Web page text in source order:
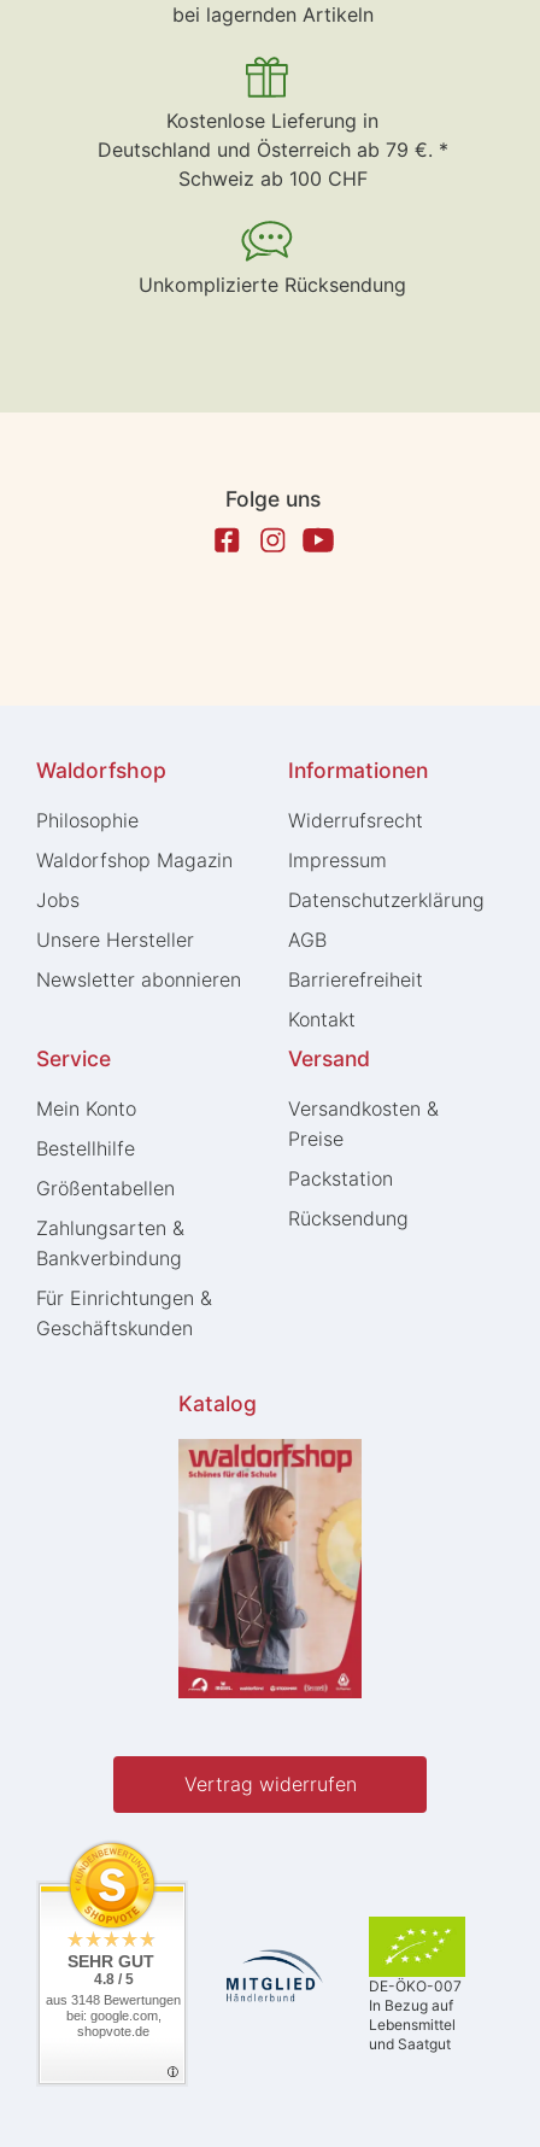
bei lagernden Artikeln
Kostenlose Lieferung in
Deutschland und Österreich ab 79 €. *
Schweiz ab 100 CHF
Unkomplizierte Rücksendung
Folge uns
Waldorfshop
Philosophie
Waldorfshop Magazin
Jobs
Unsere Hersteller
Newsletter abonnieren
Informationen
Widerrufs­recht
Impressum
Daten­schutz­erklärung
AGB
Barrierefreiheit
Kontakt
Service
Mein Konto
Bestellhilfe
Größentabellen
Zahlungsarten &
Bankverbindung
Für Einrichtungen &
Geschäftskunden
Versand
Versandkosten &
Preise
Packstation
Rücksendung
Katalog
Vertrag widerrufen
SEHR GUT
4.8 / 5
aus 3148 Bewertungen
bei: google.com,
shopvote.de
DE-ÖKO-007
In Bezug auf
Lebensmittel
und Saatgut